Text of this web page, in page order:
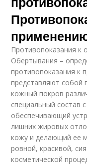
Противопоказания к
Обертывания –
противопоказания к
представляют собой
кожный покров
специальный состав
обеспечивающий
лишних жировых
кожу и делающий ее
ровной, красивой,
косметической